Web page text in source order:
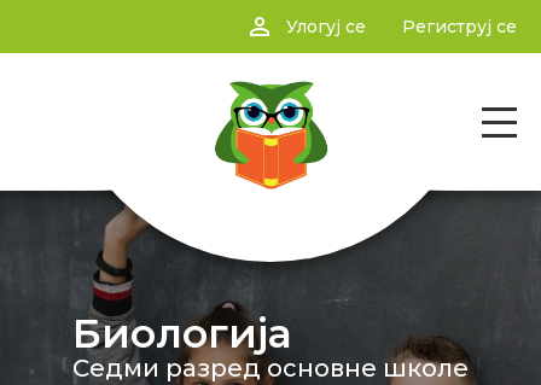
person_outline Улогуј се Региструј се
Биологија
Седми разред основне школе